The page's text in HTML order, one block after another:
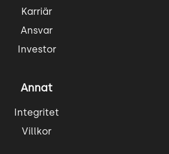
Karriär
Ansvar
Investor
Annat
Integritet
Villkor